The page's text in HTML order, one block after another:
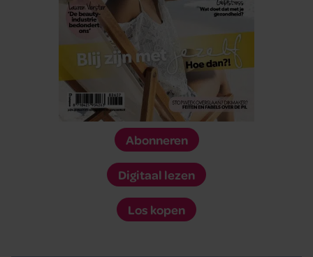
Abonneren
Digitaal lezen
Los kopen